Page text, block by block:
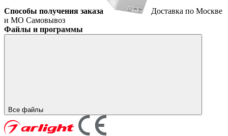
Способы получения заказа
Доставка по Москве
и МО Самовывоз
Файлы и программы
Все файлы